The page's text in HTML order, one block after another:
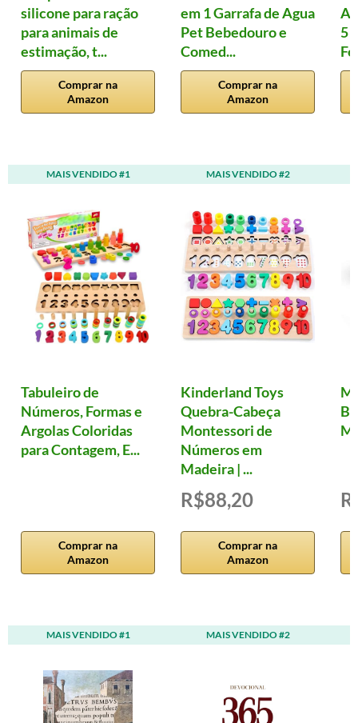
silicone para ração
para animais de
estimação, t...
Comprar na
Amazon
em 1 Garrafa de Agua
Pet Bebedouro e
Comed...
Comprar na
Amazon
5
MAIS VENDIDO #1
Tabuleiro de
Números, Formas e
Argolas Coloridas
para Contagem, E...
Comprar na
Amazon
MAIS VENDIDO #2
Kinderland Toys
Quebra-Cabeça
Montessori de
Números em
Madeira | ...
R$88,20
Comprar na
Amazon
MAIS VENDIDO #1 MAIS VENDIDO #2